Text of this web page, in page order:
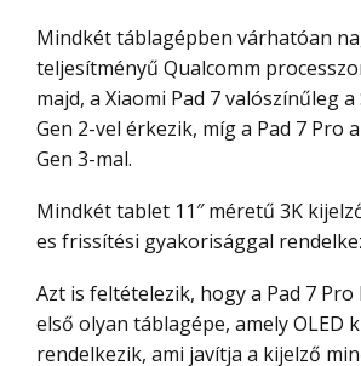
Mindkét táblagépben várhatóan nagy
teljesítményű Qualcomm
majd, a Xiaomi Pad 7 valószínűleg
Gen 2-vel érkezik, míg a Pad 7 Pro
Gen 3-mal.
Mindkét tablet 11″ méretű 3K kijelzővel és 144 Hz-
es frissítési gyakorisággal
Azt is feltételezik, hogy a Pad 7 Pro lehet a Xiaomi
első olyan táblagépe, amely OLED
rendelkezik, ami javítja a kijelző